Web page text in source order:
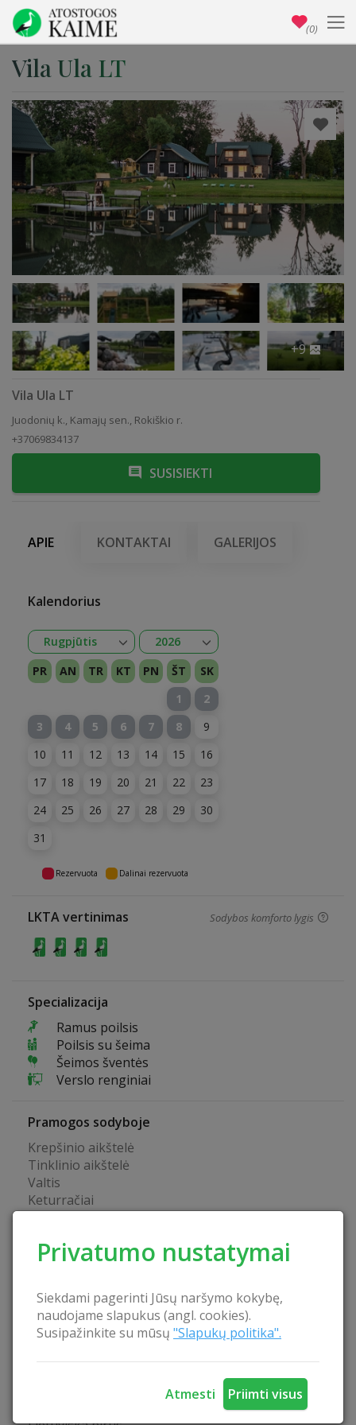
Privatumo nustatymai
Siekdami pagerinti Jūsų naršymo kokybę,
naudojame slapukus (angl. cookies).
Susipažinkite su mūsų "Slapukų politika".
Atmesti Priimti visus
Vila Ula LT
+9
Vila Ula LT
Juodonių k., Kamajų sen., Rokiškio r.
+37069834137
SUSISIEKTI
APIE KONTAKTAI GALERIJOS
Kalendorius
Rugpjūtis
Sausis
Vasaris
Kovas
Balandis
Gegužė
Birželis
Liepa
Rugpjūtis
Rugsėjis
Spalis
Lapkritis
Gruodis
Atidaryti
2026
2026
2027
Atidaryti
PR AN TR KT PN ŠT
SK
1
2
3
4 5 6 7 8
9
10
11 12 13 14 15
16
17
18 19 20 21 22
23
24
25 26 27 28 29
30
31
Rezervuota Dalinai rezervuota
LKTA vertinimas Sodybos komforto lygis
Specializacija
Ramus poilsis
Poilsis su šeima
Šeimos šventės
Verslo renginiai
Pramogos sodyboje
Krepšinio aikštelė
Tinklinio aikštelė
Valtis
Keturračiai
Sodybos privalumai
Tinkama vieta maudynėms
Pavėsinė
Belaidis internetas
(0)